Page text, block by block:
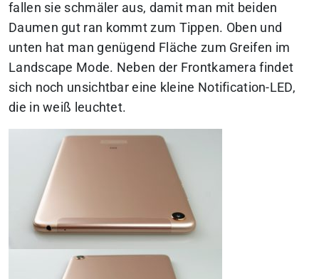
fallen sie schmäler aus, damit man mit beiden
Daumen gut ran kommt zum Tippen. Oben und
unten hat man genügend Fläche zum Greifen im
Landscape Mode. Neben der Frontkamera findet
sich noch unsichtbar eine kleine Notification-LED,
die in weiß leuchtet.